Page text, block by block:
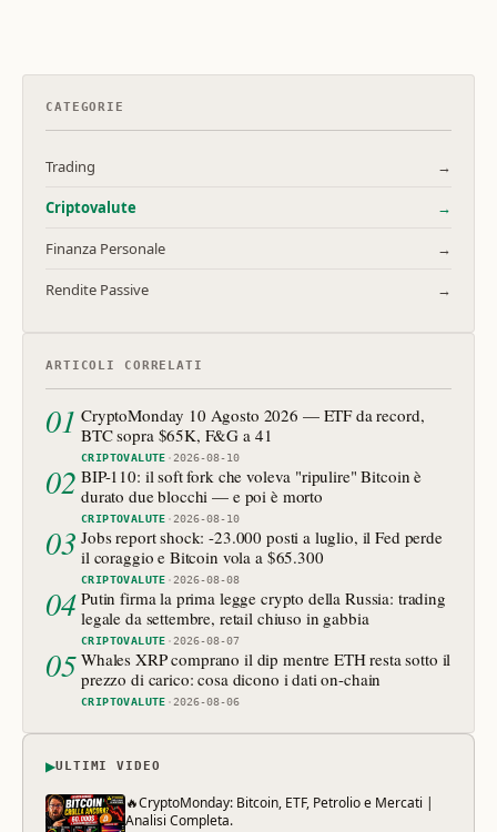
CATEGORIE
Trading →
Criptovalute →
Finanza Personale →
Rendite Passive →
ARTICOLI CORRELATI
01 CryptoMonday 10 Agosto 2026 — ETF da record,
BTC sopra $65K, F&G a 41
CRIPTOVALUTE ·2026-08-10
02 BIP-110: il soft fork che voleva "ripulire" Bitcoin è
durato due blocchi — e poi è morto
CRIPTOVALUTE ·2026-08-10
03 Jobs report shock: -23.000 posti a luglio, il Fed perde
il coraggio e Bitcoin vola a $65.300
CRIPTOVALUTE ·2026-08-08
04 Putin firma la prima legge crypto della Russia: trading
legale da settembre, retail chiuso in gabbia
CRIPTOVALUTE ·2026-08-07
05 Whales XRP comprano il dip mentre ETH resta sotto il
prezzo di carico: cosa dicono i dati on-chain
CRIPTOVALUTE ·2026-08-06
▶ULTIMI VIDEO
🔥CryptoMonday: Bitcoin, ETF, Petrolio e Mercati |
Analisi Completa.